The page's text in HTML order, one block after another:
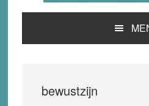
bewustzijn